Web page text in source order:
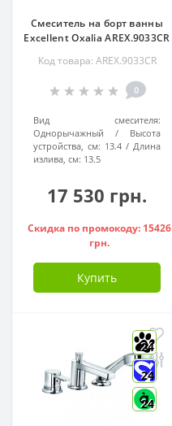
Смеситель на борт ванны
Excellent Oxalia AREX.9033CR
Код товара: AREX.9033CR
0
Вид смесителя:
Однорычажный
Высота
устройства, см: 13.4
Длина
излива, см: 13.5
17 530 грн.
Скидка по промокоду: 15426
грн.
Купить
24
24
24